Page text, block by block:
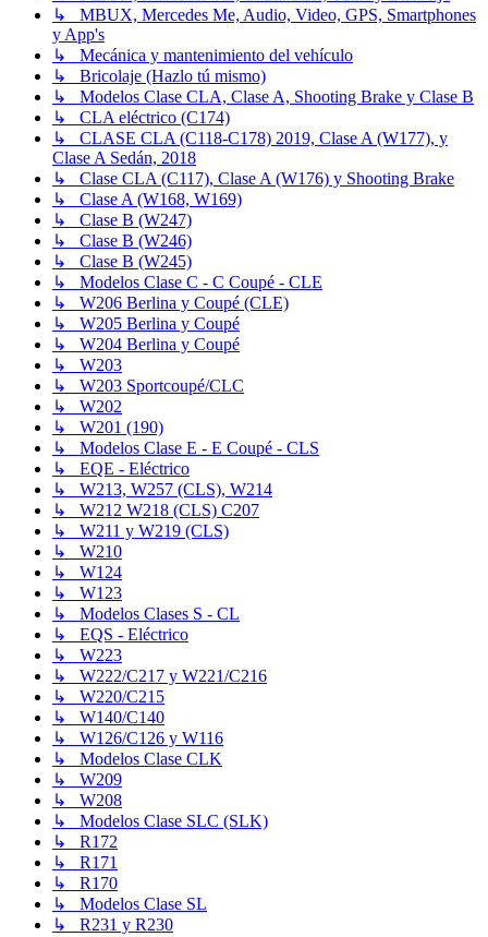
↳ MBUX, Mercedes Me, Audio, Video, GPS, Smartphones
y App's
↳ Mecánica y mantenimiento del vehículo
↳ Bricolaje (Hazlo tú mismo)
↳ Modelos Clase CLA, Clase A, Shooting Brake y Clase B
↳ CLA eléctrico (C174)
↳ CLASE CLA (C118-C178) 2019, Clase A (W177), y
Clase A Sedán, 2018
↳ Clase CLA (C117), Clase A (W176) y Shooting Brake
↳ Clase A (W168, W169)
↳ Clase B (W247)
↳ Clase B (W246)
↳ Clase B (W245)
↳ Modelos Clase C - C Coupé - CLE
↳ W206 Berlina y Coupé (CLE)
↳ W205 Berlina y Coupé
↳ W204 Berlina y Coupé
↳ W203
↳ W203 Sportcoupé/CLC
↳ W202
↳ W201 (190)
↳ Modelos Clase E - E Coupé - CLS
↳ EQE - Eléctrico
↳ W213, W257 (CLS), W214
↳ W212 W218 (CLS) C207
↳ W211 y W219 (CLS)
↳ W210
↳ W124
↳ W123
↳ Modelos Clases S - CL
↳ EQS - Eléctrico
↳ W223
↳ W222/C217 y W221/C216
↳ W220/C215
↳ W140/C140
↳ W126/C126 y W116
↳ Modelos Clase CLK
↳ W209
↳ W208
↳ Modelos Clase SLC (SLK)
↳ R172
↳ R171
↳ R170
↳ Modelos Clase SL
↳ R231 y R230